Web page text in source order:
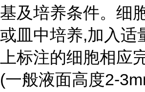
基及培养条件。细
或皿中培养,加入适
上标注的细胞相应
(一般液面高度2-